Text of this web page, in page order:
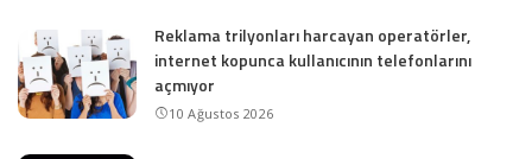
Reklama trilyonları harcayan operatörler,
internet kopunca kullanıcının telefonlarını
açmıyor
10 Ağustos 2026